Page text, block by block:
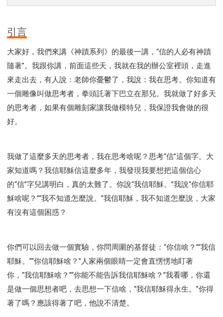
52 帖撒羅尼迦前書
53 帖撒羅尼迦後書
57 腓利門書
63 約翰二書
64 約翰三書 66 啟示錄
聖經故事
教會
爭戰 信望愛 學習
時間管理和學習方法
愛神
喜樂 管理 信仰根基 命定
建立榮耀教會
趕鬼
認識魔鬼的詭計
神所喜悅的人
彰顯神憤怒的器皿
新時代基督教變革研討會
神同在
智慧與悟性
從轄制中得自由
破除屬世界的價值觀
"如何"
屬靈人的好習慣
打開天上祝福的窗口
神蹟系列
愚蠢系列 戰勝撒旦系列
得勝的性格
耶和華是引導我的牧羊人。
謹慎系列
開心地活著
001B課程 - 解開迷思課程
101課程 - 從尋求到信徒
102課程 - 醫治釋放中階
103課程 - 聖經學習中階
201課程 - 從信徒到門徒
301課程 - 領袖實操課程
302課程 - 新人接待
308課程 - 牧養理論基礎培訓
Y131課程 - 主動學習
Y132課程 - 職業策劃
Y133課程 - 活出豐盛
引言
大家好，我們來講《神蹟系列》的最後一講，“信的人必有神蹟
隨著”。我跟你講，前面這些天，我就在我的辦公室裡頭，走進
來走出去，有人說：老師你憂鬱了，我說：我在思考。你知道有
一個雕像叫做思考者，拳頭託著下巴立在那兒。我就做了好多天
的思考者，如果有個雕刻家讓我做模特兒，我保證我會做的很
好。
我做了這麼多天的思考者，我在思考啥呢？思考“信”這個字。大
家知道嗎？我信耶穌信這麼多年，我發現我要想把這個信心
的“信”字兒講明白，真的太難了。你說“我信耶穌。”我說“你信耶
穌啥呢？”“我不知道怎麼說。”我信耶穌，我不知道怎麼說，大家
有沒有這個困惑？
你們可以回去做一個實驗，你問周圍的基督徒：“你信啥？”“我信
耶穌。”“你信耶穌啥？”人家兩個眼睛一定會直愣愣地盯著
你，“我信耶穌啥？”“你能不能告訴我信耶穌啥？”我看哪，你還
是做一個思想者吧，去思想一下信啥，“我信耶穌得永生。”你得
著了嗎？應該得著了吧，他說不清楚。